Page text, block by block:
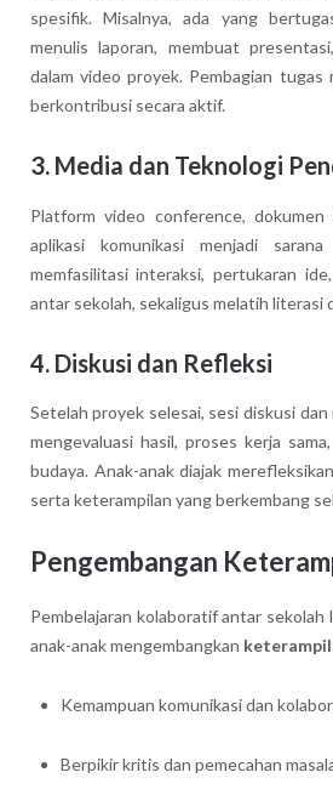
spesifik. Misalnya, ada yang
menulis laporan, membuat
dalam video proyek. Pembagian tugas
berkontribusi secara aktif.
3. Media dan Teknologi
Platform video conference,
aplikasi komunikasi menjadi
memfasilitasi interaksi, pertukaran
antar sekolah, sekaligus melatih literasi
4. Diskusi dan Refleksi
Setelah proyek selesai, sesi diskusi
mengevaluasi hasil, proses kerja
budaya. Anak-anak diajak
serta keterampilan yang berkembang
Pengembangan
Pembelajaran kolaboratif antar sekolah
anak-anak mengembangkan
Kemampuan komunikasi dan
Berpikir kritis dan pemecahan